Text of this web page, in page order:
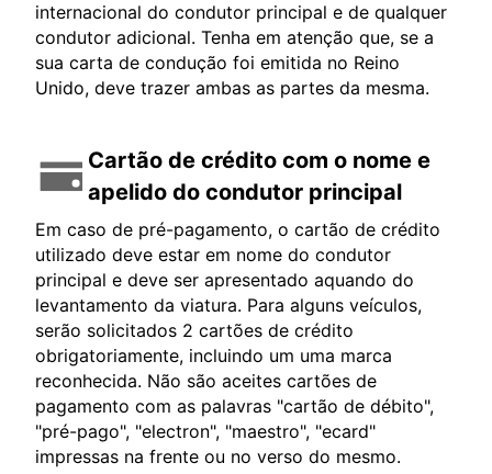
internacional do condutor principal e de qualquer
condutor adicional. Tenha em atenção que, se a
sua carta de condução foi emitida no Reino
Unido, deve trazer ambas as partes da mesma.
Cartão de crédito com o nome e
apelido do condutor principal
Em caso de pré-pagamento, o cartão de crédito
utilizado deve estar em nome do condutor
principal e deve ser apresentado aquando do
levantamento da viatura. Para alguns veículos,
serão solicitados 2 cartões de crédito
obrigatoriamente, incluindo um uma marca
reconhecida. Não são aceites cartões de
pagamento com as palavras "cartão de débito",
"pré-pago", "electron", "maestro", "ecard"
impressas na frente ou no verso do mesmo.